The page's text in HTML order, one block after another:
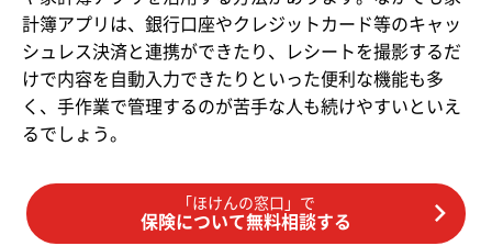
計簿アプリは、銀行口座やクレジットカード等のキャッ
シュレス決済と連携ができたり、レシートを撮影するだ
けで内容を自動入力できたりといった便利な機能も多
く、手作業で管理するのが苦手な人も続けやすいといえ
るでしょう。
「ほけんの窓口」で
保険について無料相談する